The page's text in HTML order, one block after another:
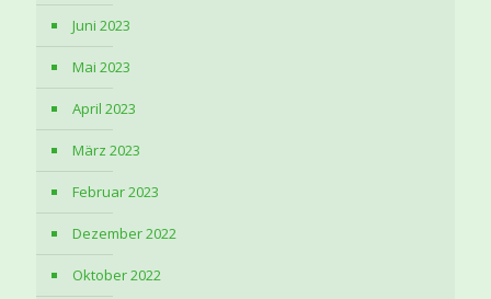
Juni 2023
Mai 2023
April 2023
März 2023
Februar 2023
Dezember 2022
Oktober 2022